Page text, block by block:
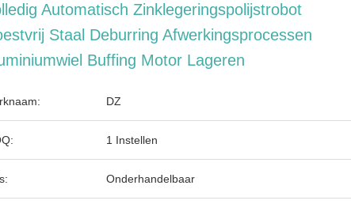
Automatisch Zinklegeringspolijstrobot
Staal Deburring Afwerkingsprocessen
Buffing Motor Lageren
DZ
1 Instellen
Onderhandelbaar